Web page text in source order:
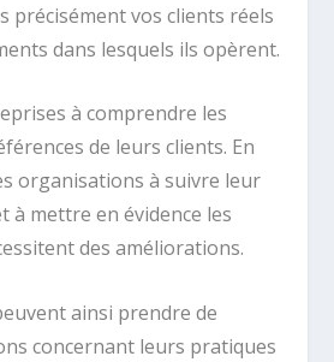
précisément vos clients réels
dans lesquels ils opèrent.
à comprendre les
de leurs clients. En
organisations à suivre leur
à mettre en évidence les
des améliorations.
ainsi prendre de
concernant leurs pratiques